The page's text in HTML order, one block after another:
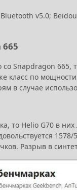
v5.0;
665
Snapdragon 665,
класс по
в случае
то Helio G70 в
Разрыв в